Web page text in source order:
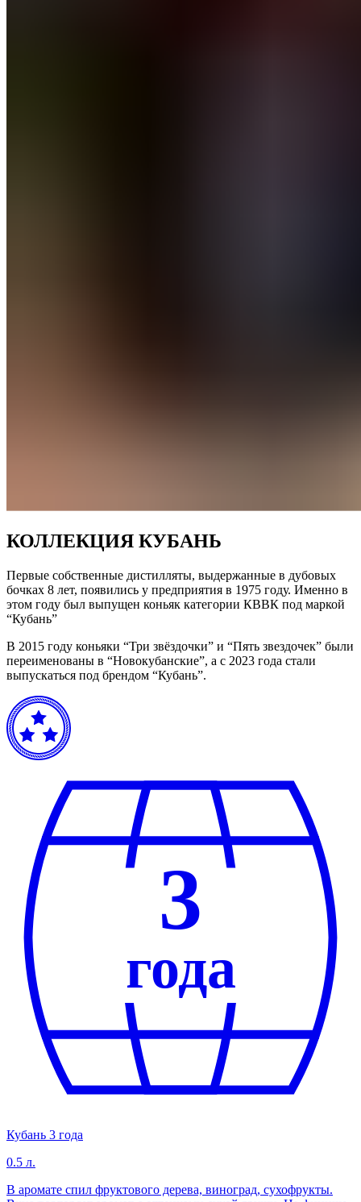
КОЛЛЕКЦИЯ КУБАНЬ
Первые собственные дистилляты, выдержанные в дубовых
бочках 8 лет, появились у предприятия в 1975 году. Именно в
этом году был выпущен коньяк категории КВВК под маркой
“Кубань”
В 2015 году коньяки “Три звёздочки” и “Пять звездочек” были
переименованы в “Новокубанские”, а с 2023 года стали
выпускаться под брендом “Кубань”.
3
года
Кубань 3 года
0.5 л.
В аромате спил фруктового дерева, виноград, сухофрукты.